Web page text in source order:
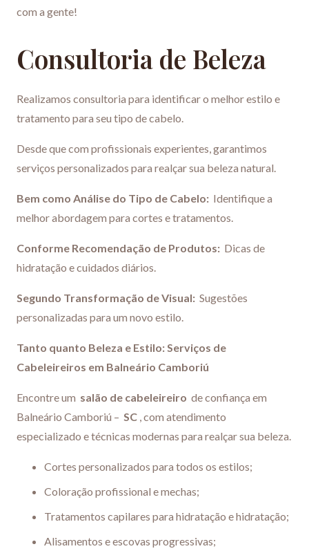
com a gente!
Consultoria de Beleza
Realizamos consultoria para identificar o melhor estilo e
tratamento para seu tipo de cabelo.
Desde que com profissionais experientes, garantimos
serviços personalizados para realçar sua beleza natural.
Bem como Análise do Tipo de Cabelo: Identifique a
melhor abordagem para cortes e tratamentos.
Conforme Recomendação de Produtos: Dicas de
hidratação e cuidados diários.
Segundo Transformação de Visual: Sugestões
personalizadas para um novo estilo.
Tanto quanto Beleza e Estilo: Serviços de
Cabeleireiros em Balneário Camboriú
Encontre um salão de cabeleireiro de confiança em
Balneário Camboriú – SC , com atendimento
especializado e técnicas modernas para realçar sua beleza.
Cortes personalizados para todos os estilos;
Coloração profissional e mechas;
Tratamentos capilares para hidratação e hidratação;
Alisamentos e escovas progressivas;